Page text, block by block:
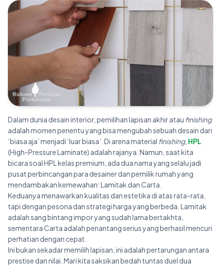
Dalam dunia desain interior, pemilihan lapisan akhir atau finishing
adalah momen penentu yang bisa mengubah sebuah desain dari
‘biasa aja’ menjadi ‘luar biasa’. Di arena material finishing, HPL
(High-Pressure Laminate) adalah rajanya. Namun, saat kita
bicara soal HPL kelas premium, ada dua nama yang selalu jadi
pusat perbincangan para desainer dan pemilik rumah yang
mendambakan kemewahan: Lamitak dan Carta.
Keduanya menawarkan kualitas dan estetika di atas rata-rata,
tapi dengan pesona dan strategi harga yang berbeda. Lamitak
adalah sang bintang impor yang sudah lama bertakhta,
sementara Carta adalah penantang serius yang berhasil mencuri
perhatian dengan cepat.
Ini bukan sekadar memilih lapisan, ini adalah pertarungan antara
prestise dan nilai. Mari kita saksikan bedah tuntas duel dua